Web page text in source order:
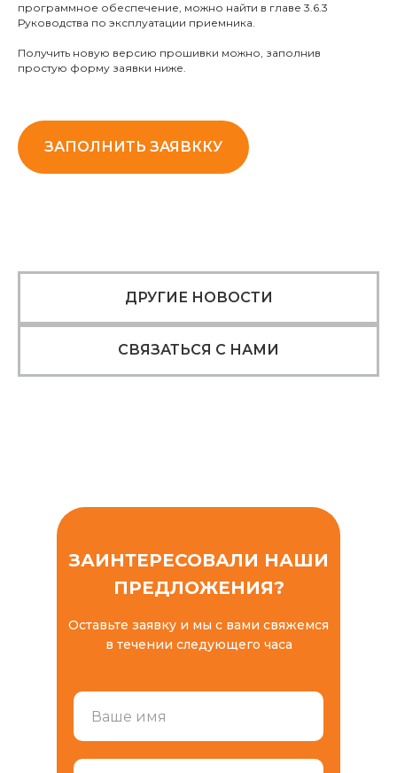
программное обеспечение, можно найти в главе 3.6.3
Руководства по эксплуатации приемника.
Получить новую версию прошивки можно, заполнив
простую форму заявки ниже.
ЗАПОЛНИТЬ ЗАЯВККУ
ДРУГИЕ НОВОСТИ
СВЯЗАТЬСЯ С НАМИ
ЗАИНТЕРЕСОВАЛИ НАШИ
ПРЕДЛОЖЕНИЯ?
Оставьте заявку и мы с вами свяжемся
в течении следующего часа